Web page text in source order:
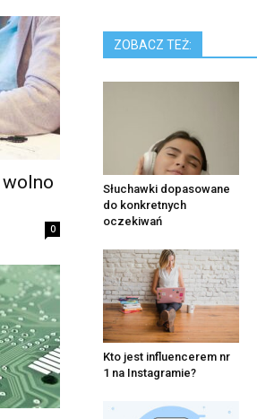
0
ZOBACZ TEŻ:
Słuchawki dopasowane
do konkretnych
oczekiwań
Kto jest influencerem nr
1 na Instagramie?